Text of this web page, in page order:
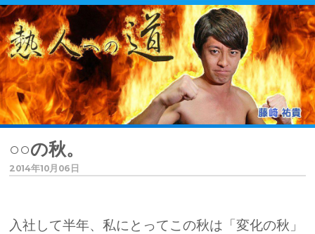
○○の秋。
2014年10月06日
入社して半年、私にとってこの秋は「変化の秋」